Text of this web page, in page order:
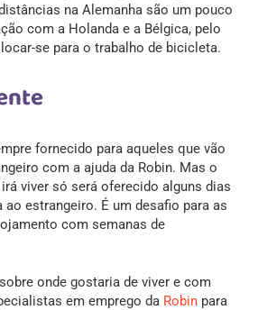
na Alemanha são um pouco
com a Holanda e a Bélgica, pelo
se para o trabalho de bicicleta.
fornecido para aqueles que vão
com a ajuda da Robin. Mas o
viver só será oferecido alguns dias
ao estrangeiro. É um desafio para as
com semanas de
onde gostaria de viver e com
em emprego da Robin para